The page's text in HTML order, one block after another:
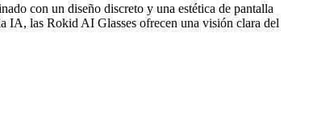
con un diseño discreto y una estética de pantalla
IA, las Rokid AI Glasses ofrecen una visión clara del